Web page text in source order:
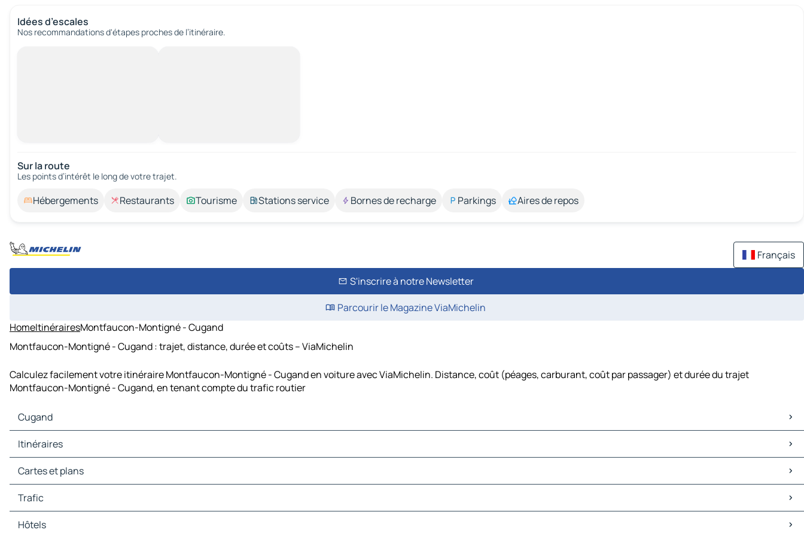
Idées d’escales
Nos recommandations d'étapes proches de l’itinéraire.
Sur la route
Les points d’intérêt le long de votre trajet.
Hébergements Restaurants Tourisme Stations service Bornes de recharge Parkings Aires de repos
Français
S'inscrire à notre Newsletter
Parcourir le Magazine ViaMichelin
HomeItinérairesMontfaucon-Montigné - Cugand
Montfaucon-Montigné - Cugand : trajet, distance, durée et coûts – ViaMichelin
Calculez facilement votre itinéraire Montfaucon-Montigné - Cugand en voiture avec ViaMichelin. Distance, coût (péages, carburant, coût par passager) et durée du trajet
Montfaucon-Montigné - Cugand, en tenant compte du trafic routier
Cugand
Cugand Cartes et plans
Cugand Trafic
Cugand Hôtels
Cugand Restaurants
Cugand Stations-service
Itinéraires
Itinéraires Cugand - Montaigu-Vendée
Itinéraires Cugand - Gétigné
Itinéraires Cugand - Clisson
Itinéraires Cugand - Gorges
Itinéraires Cugand - La Bruffière
Itinéraires Cugand - Saint-Hilaire-de-Loulay
Cartes et plans
Cartes et plans Montaigu-Vendée
Cartes et plans Gétigné
Cartes et plans Clisson
Cartes et plans Gorges
Trafic
Trafic Montaigu-Vendée
Trafic Gétigné
Hôtels